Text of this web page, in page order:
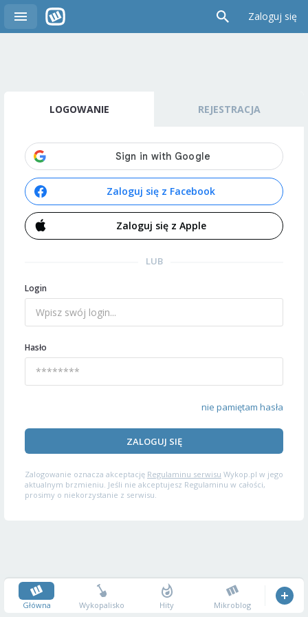
Zaloguj się
LOGOWANIE REJESTRACJA
Zaloguj się z Facebook
Zaloguj się z Apple
LUB
Login
Hasło
nie pamiętam hasła
ZALOGUJ SIĘ
Zalogowanie oznacza akceptację Regulaminu serwisu Wykop.pl w jego
aktualnym brzmieniu. Jeśli nie akceptujesz Regulaminu w całości,
prosimy o niekorzystanie z serwisu.
Główna Wykopalisko Hity Mikroblog